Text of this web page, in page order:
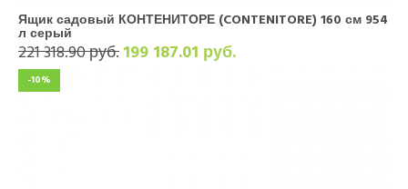
Ящик садовый КОНТЕНИТОРЕ (CONTENITORE) 160 см 954
л серый
221 318.90 руб.199 187.01 руб.
-10%